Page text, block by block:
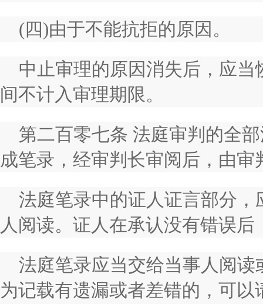
(四)由于不能抗拒的原因。
中止审理的原因消失后，应
间不计入审理期限。
第二百零七条 法庭审判的全
成笔录，经审判长审阅后，由审
法庭笔录中的证人证言部分
人阅读。证人在承认没有错误
法庭笔录应当交给当事人阅
为记载有遗漏或者差错的，可